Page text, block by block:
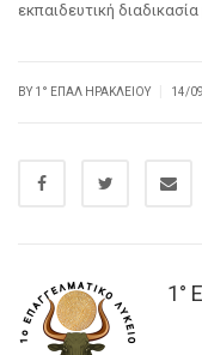
εκπαιδευτική
BY1° ΕΠΑΛ ΗΡΑΚΛΕΊΟΥ 14/
1°